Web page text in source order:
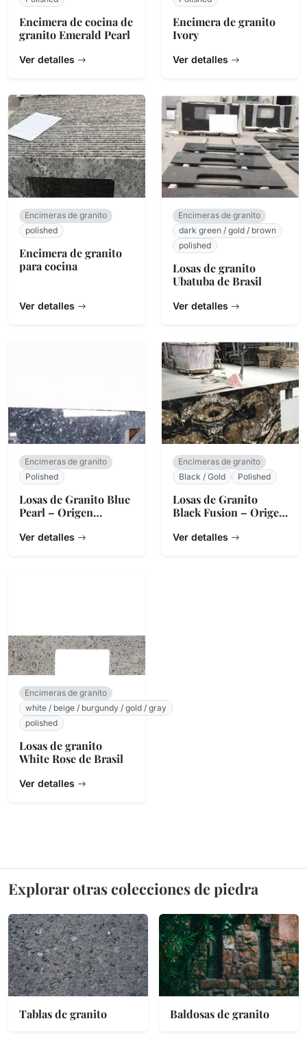
Encimera de cocina de
granito Emerald Pearl
Ver detalles
Encimera de granito
Ivory
Ver detalles
Encimeras de granito
polished
Encimera de granito
para cocina
Ver detalles
Encimeras de granito
dark green / gold / brown
polished
Losas de granito
Ubatuba de Brasil
Ver detalles
Encimeras de granito
Polished
Losas de Granito Blue
Pearl – Origen
Ver detalles
Encimeras de granito
Black / Gold
Polished
Losas de Granito
Black Fusion – Origen
Ver detalles
Encimeras de granito
white / beige / burgundy / gold / gray
polished
Losas de granito
White Rose de Brasil
Ver detalles
Explorar otras colecciones de piedra
Tablas de granito Baldosas de granito